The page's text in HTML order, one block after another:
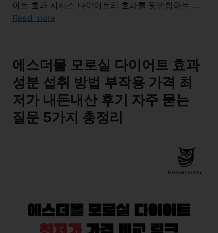
어트 효과 시서스 다이어트의 효과를 뒷받침하는 …
Read more
에스더몰 모로실 다이어트 효과
성분 섭취 방법 부작용 가격 최
저가 내돈내산 후기 자주 묻는
질문 5가지 총정리